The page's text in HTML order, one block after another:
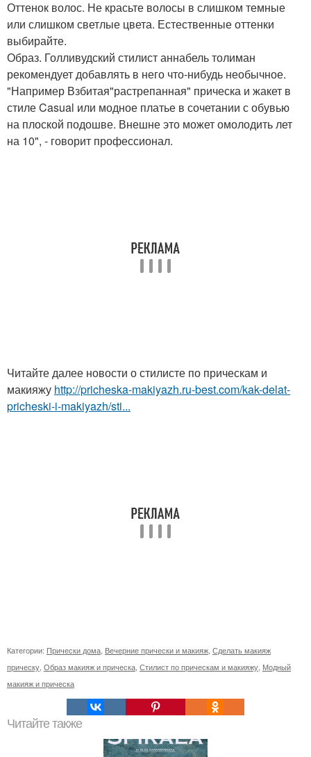
Оттенок волос. Не красьте волосы в слишком темные
или слишком светлые цвета. Естественные оттенки
выбирайте.
Образ. Голливудский стилист аннабель толиман
рекомендует добавлять в него что-нибудь необычное.
"Например Взбитая"растрепанная" прическа и жакет в
стиле Casual или модное платье в сочетании с обувью
на плоской подошве. Внешне это может омолодить лет
на 10", - говорит профессионал.
Читайте далее новости о стилисте по прическам и
макияжу http://pricheska-makiyazh.ru-best.com/kak-delat-
pricheski-i-makiyazh/sti...
Категории: Прически дома Вечерние прически и макияж Сделать макияж
прическу Образ макияж и прическа Стилист по прическам и макияжу Модный
макияж и прическа
Читайте также